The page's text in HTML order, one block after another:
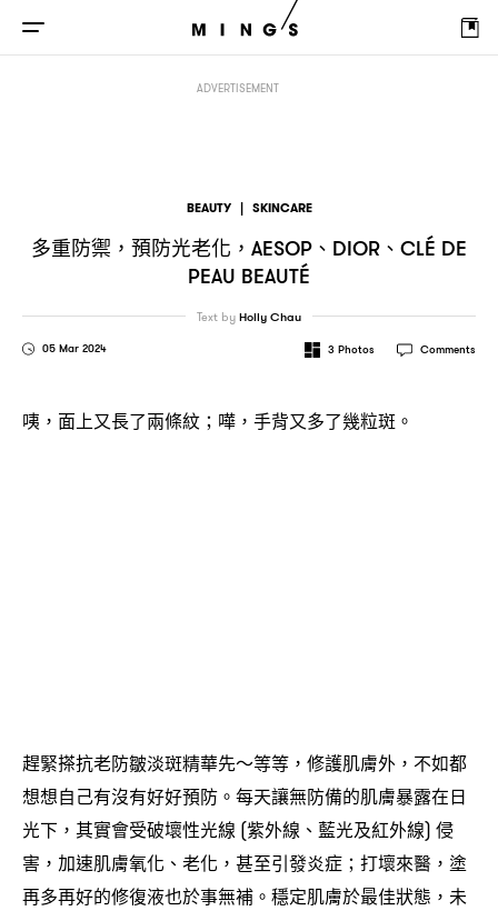
ADVERTISEMENT
BEAUTY | SKINCARE
多重防禦 ， 預防光老化 ，AESOP 、 DIOR 、 CLÉ DE
PEAU BEAUTÉ
05 Mar 2024
Text byHolly Chau
3 Photos Comments
咦 ， 面上又長了兩條紋 ； 嘩 ， 手背又多了幾粒斑。
趕緊搽抗老防皺淡斑精華先～等等 ， 修護肌膚外 ， 不如都
想想自己有沒有好好預防。每天讓無防備的肌膚暴露在日
光下 ， 其實會受破壞性光線 (紫外線、藍光及紅外線) 侵
害 ， 加速肌膚氧化、老化 ， 甚至引發炎症 ； 打壞來醫 ， 塗
再多再好的修復液也於事無補。穩定肌膚於最佳狀態 ， 未
，AESOP 、DIOR 、CLÉ DE PEAU BEAUTÉ